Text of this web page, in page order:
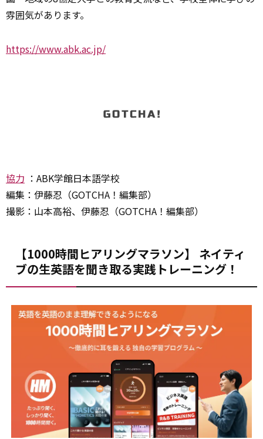
雰囲気があります。
https://www.abk.ac.jp/
協力 ：ABK学館日本語学校
編集：伊藤忍（GOTCHA！編集部）
撮影：山本高裕、伊藤忍（GOTCHA！編集部）
【1000時間ヒアリングマラソン】 ネイティ
ブの生英語を聞き取る実践トレーニング！